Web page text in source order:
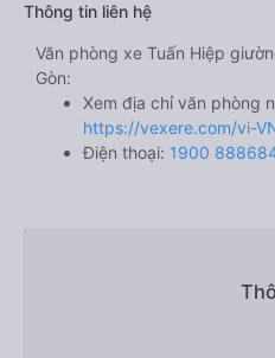
Thông tin liên hệ
Văn phòng xe Tuấn Hiệp
Gòn:
Xem địa chỉ văn phòng
https://vexere.com/vi-
Điện thoại: 1900